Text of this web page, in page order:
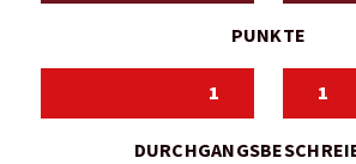
PUNKTE
1 1